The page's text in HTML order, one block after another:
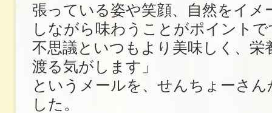
張っている姿や笑顔、自然をイメ
しながら味わうことがポイント
不思議といつもより美味しく、栄
渡る気がします」
というメールを、せんちょーさ
した。